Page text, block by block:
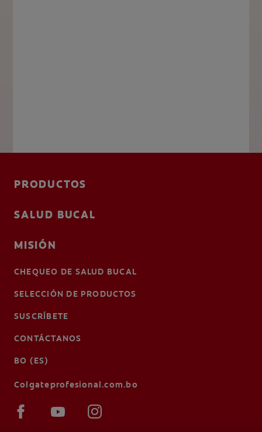
PRODUCTOS
SALUD BUCAL
MISIÓN
CHEQUEO DE SALUD BUCAL
SELECCIÓN DE PRODUCTOS
SUSCRÍBETE
CONTÁCTANOS
BO (ES)
Colgateprofesional.com.bo